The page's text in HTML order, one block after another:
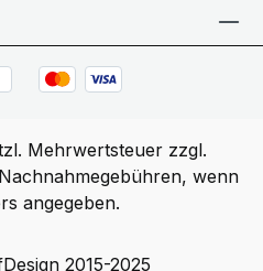
Mehrwertsteuer zzgl.
wenn
angegeben.
2015-2025